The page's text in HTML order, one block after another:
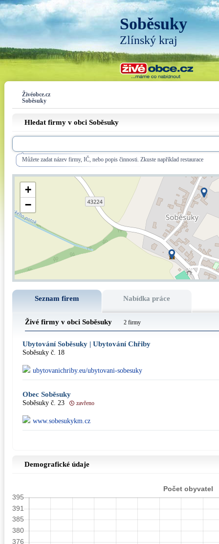
Soběsuky
Zlínský kraj
Živéobce.cz
Soběsuky
Hledat firmy v obci Soběsuky
Můžete zadat název firmy, IČ, nebo popis činnosti. Zkuste například restaurace
+
−
Seznam firem Nabídka práce
Živé firmy v obci Soběsuky 2 firmy
Ubytování Soběsuky | Ubytování Chřiby
Soběsuky č. 18
ubytovanichriby.eu/ubytovani-sobesuky
Obec Soběsuky
Soběsuky č. 23 zavřeno
www.sobesukykm.cz
Demografické údaje